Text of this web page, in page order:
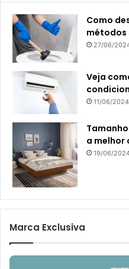
Como
métodos
27/06/
Veja
11/06/2024
a melhor
19/06/
Marca Exclusiva